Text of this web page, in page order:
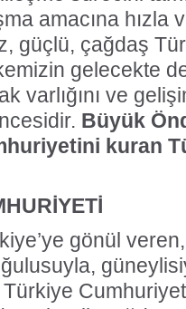
amacına hızla
güçlü, çağdaş
gelecekte
varlığını ve
Büyük
kuran
gönül